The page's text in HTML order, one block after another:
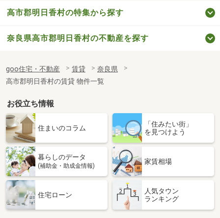
高市郡明日香村の特集から探す
奈良県高市郡明日香村の不動産を探す
goo住宅・不動産 賃貸
奈良県
高市郡明日香村の賃貸 物件一覧
お役立ち情報
住まいのコラム
「住みたい街」
を見つけよう
暮らしのデータ
(補助金・助成金情報)
家賃相場
住宅ローン
人気タウン
ランキング